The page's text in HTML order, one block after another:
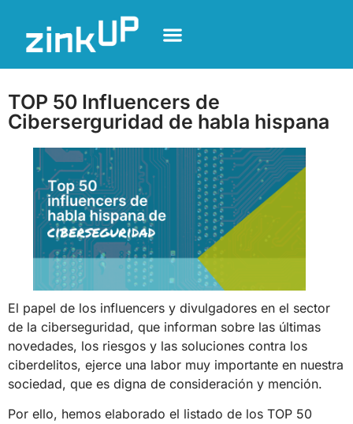
TOP 50 Influencers de
Ciberserguridad de habla hispana
El papel de los influencers y divulgadores en el sector
de la ciberseguridad, que informan sobre las últimas
novedades, los riesgos y las soluciones contra los
ciberdelitos, ejerce una labor muy importante en nuestra
sociedad, que es digna de consideración y mención.
Por ello, hemos elaborado el listado de los TOP 50